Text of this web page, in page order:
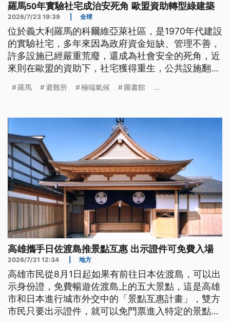
羅馬50年實驗社宅成治安死角 歐盟資助轉型綠建築
2026/7/23 19:39 全球
位於義大利羅馬的科爾維亞萊社區，是1970年代建設
的實驗社宅，多年來因為政府資金短缺、管理不善，
許多設施已經嚴重荒廢，還成為社會安全的死角，近
來則在歐盟的資助下，社宅獲得重生，公共設施翻
入新希望。
羅馬 避難所 極端氣候 圖書館 ...
高雄攜手日佐渡島推景點互惠 出示證件可免費入場
2026/7/21 12:34 地方
高雄市民從8月1日起如果有前往日本佐渡島，可以出
示身份證，免費暢遊佐渡島上的五大景點，這是高雄
市和日本進行城市外交中的「景點互惠計畫」，雙方
市民只要出示證件，就可以免門票進入特定的景點參